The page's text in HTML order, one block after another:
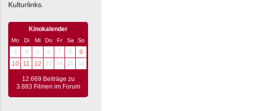
Kulturlinks.
Kinokalender
Mo Di Mi Do Fr Sa
So
3
4 5 6 7 8
9
10
11 12 13 14 15 16
12.669 Beiträge zu
3.883 Filmen im Forum